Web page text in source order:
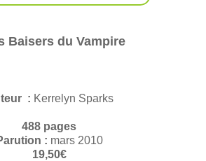
Baisers du Vampire
: Kerrelyn Sparks
488 pages
: mars 2010
19,50€